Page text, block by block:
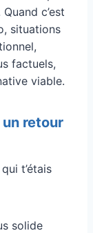
c’est
situations
factuels,
viable.
retour
t’étais
solide